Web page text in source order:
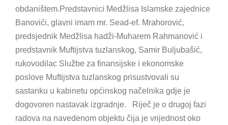
obdaništem.Predstavnici Medžlisa Islamske zajednice
Banovići, glavni imam mr. Sead-ef. Mrahorović,
predsjednik Medžlisa hadži-Muharem Rahmanović i
predstavnik Muftijstva tuzlanskog, Samir Buljubašić,
rukovodilac Službe za finansijske i ekonomske
poslove Muftijstva tuzlanskog prisustvovali su
sastanku u kabinetu općinskog načelnika gdje je
dogovoren nastavak izgradnje. Riječ je o drugoj fazi
radova na navedenom objektu čija je vrijednost oko